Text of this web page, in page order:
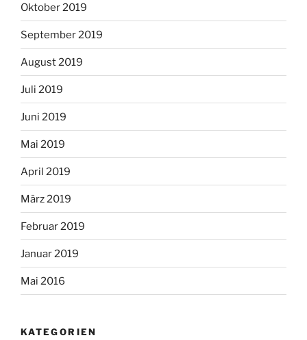
Oktober 2019
September 2019
August 2019
Juli 2019
Juni 2019
Mai 2019
April 2019
März 2019
Februar 2019
Januar 2019
Mai 2016
KATEGORIEN